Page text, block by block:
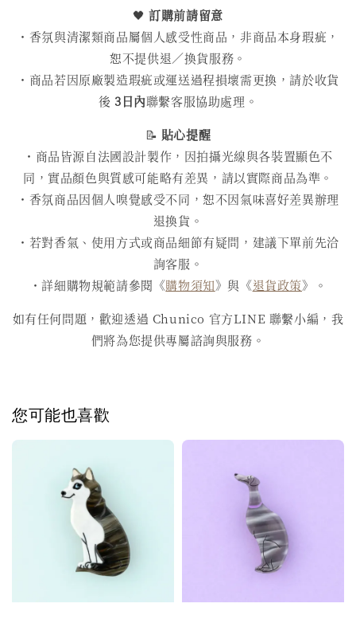
🖤訂購前請留意
・香氛與清潔類商品屬個人感受性商品，非商品本身瑕疵，
恕不提供退／換貨服務。
・商品若因原廠製造瑕疵或運送過程損壞需更換，請於收貨
後 3日內聯繫客服協助處理。
📝 貼心提醒
・商品皆源自法國設計製作，因拍攝光線與各裝置顯色不
同，實品顏色與質感可能略有差異，請以實際商品為準。
・香氛商品因個人嗅覺感受不同，恕不因氣味喜好差異辦理
退換貨。
・若對香氣、使用方式或商品細節有疑問，建議下單前先洽
詢客服。
・詳細購物規範請參閱《購物須知》與《退貨政策》。
如有任何問題，歡迎透過 Chunico 官方LINE 聯繫小編，我
們將為您提供專屬諮詢與服務。
您可能也喜歡